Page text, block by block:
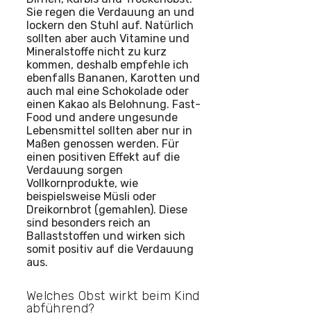
Sie regen die Verdauung an und
lockern den Stuhl auf. Natürlich
sollten aber auch Vitamine und
Mineralstoffe nicht zu kurz
kommen, deshalb empfehle ich
ebenfalls Bananen, Karotten und
auch mal eine Schokolade oder
einen Kakao als Belohnung. Fast-
Food und andere ungesunde
Lebensmittel sollten aber nur in
Maßen genossen werden. Für
einen positiven Effekt auf die
Verdauung sorgen
Vollkornprodukte, wie
beispielsweise Müsli oder
Dreikornbrot (gemahlen). Diese
sind besonders reich an
Ballaststoffen und wirken sich
somit positiv auf die Verdauung
aus.
Welches Obst wirkt beim Kind
abführend?